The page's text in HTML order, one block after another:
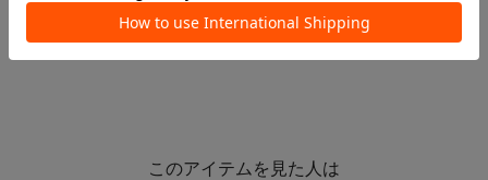
このアイテムを見た人は